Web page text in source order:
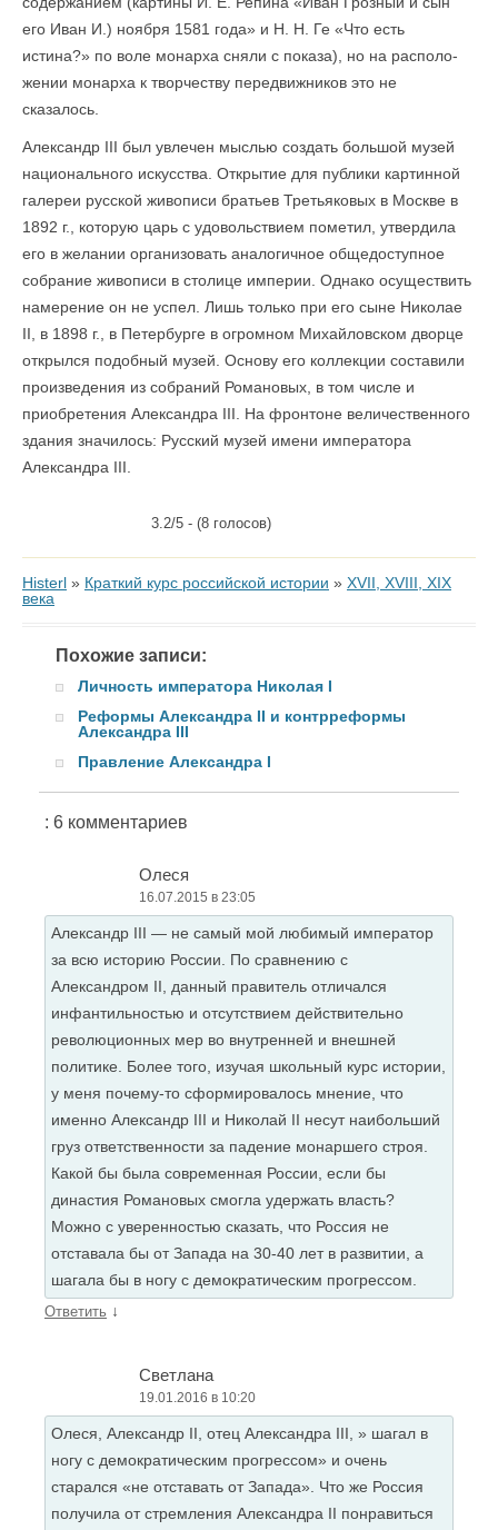
его Иван И.) ноября 1581 года» и Н. Н. Ге «Что есть
истина?» по воле монарха сняли с показа), но на располо­
жении монарха к творчеству передвижников это не
сказалось.
Александр III был увлечен мыслью создать большой музей
национального искусства. Откры­тие для публики картинной
галереи русской живописи братьев Третьяковых в Москве в
1892 г., которую царь с удовольствием пометил, утвердила
его в желании организовать аналогичное общедоступное
собрание живописи в столице империи. Однако осуществить
намерение он не успел. Лишь только при его сыне Николае
II, в 1898 г., в Петербурге в огромном Михайловском дворце
открылся подобный музей. Основу его коллекции составили
произведения из собраний Романовых, в том числе и
приобретения Александра III. На фронтоне величественного
здания значилось: Русский музей имени императора
Александра III.
3.2/5 - (8 голосов)
Histerl » Краткий курс российской истории » XVII, XVIII, XIX
века
Похожие записи:
Личность императора Николая I
Реформы Александра II и контрреформы
Александра III
Правление Александра I
: 6 комментариев
Олеся
16.07.2015 в 23:05
Александр III — не самый мой любимый император
за всю историю России. По сравнению с
Александром II, данный правитель отличался
инфантильностью и отсутствием действительно
революционных мер во внутренней и внешней
политике. Более того, изучая школьный курс истории,
у меня почему-то сформировалось мнение, что
именно Александр III и Николай II несут наибольший
груз ответственности за падение монаршего строя.
Какой бы была современная России, если бы
династия Романовых смогла удержать власть?
Можно с уверенностью сказать, что Россия не
отставала бы от Запада на 30-40 лет в развитии, а
шагала бы в ногу с демократическим прогрессом.
Ответить ↓
Светлана
19.01.2016 в 10:20
Олеся, Александр II, отец Александра III, » шагал в
ногу с демократическим прогрессом» и очень
старался «не отставать от Запада». Что же Россия
получила от стремления Александра II понравиться